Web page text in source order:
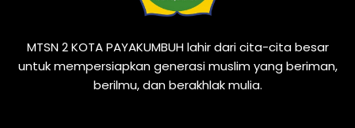
MTSN 2 KOTA PAYAKUMBUH lahir dari cita-cita besar
untuk mempersiapkan generasi muslim yang beriman,
berilmu, dan berakhlak mulia.